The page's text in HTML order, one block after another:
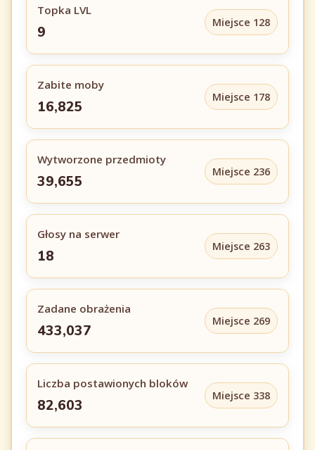
Topka LVL
9
Miejsce 128
Zabite moby
16,825
Miejsce 178
Wytworzone przedmioty
39,655
Miejsce 236
Głosy na serwer
18
Miejsce 263
Zadane obrażenia
433,037
Miejsce 269
Liczba postawionych bloków
82,603
Miejsce 338